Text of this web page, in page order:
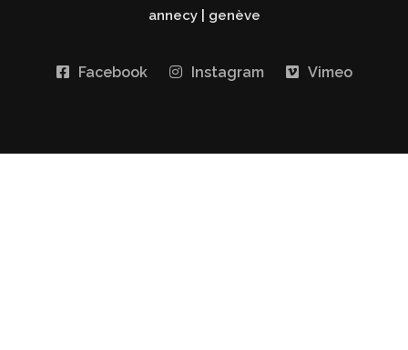
annecy| genève
Facebook Instagram Vimeo